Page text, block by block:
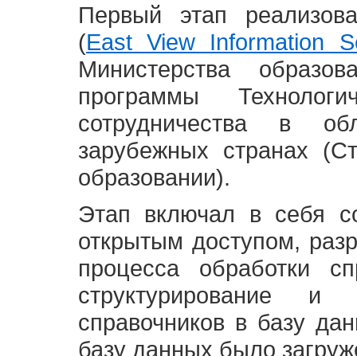
Первый этап
(East View Information
Министерства
программы
сотрудничества в
зарубежных странах
образовании).
Этап включал в себя
открытым доступом,
процесса обработки
структурирование и
справочников в базу
базу данных было